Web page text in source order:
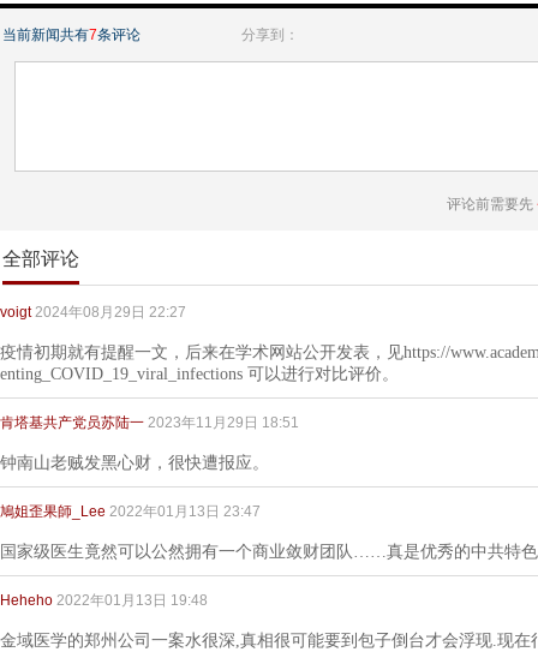
当前新闻共有7条评论 分享到：
评论前需要先
全部评论
voigt 2024年08月29日 22:27
疫情初期就有提醒一文，后来在学术网站公开发表，见https://
enting_COVID_19_viral_infections 可以进行对比评价。
肯塔基共产党员苏陆一 2023年11月29日 18:51
钟南山老贼发黑心财，很快遭报应。
鳩姐歪果師_Lee 2022年01月13日 23:47
国家级医生竟然可以公然拥有一个商业敛财团队……真是优秀的中共特
Heheho 2022年01月13日 19:48
金域医学的郑州公司一案水很深,真相很可能要到包子倒台才会浮现.现